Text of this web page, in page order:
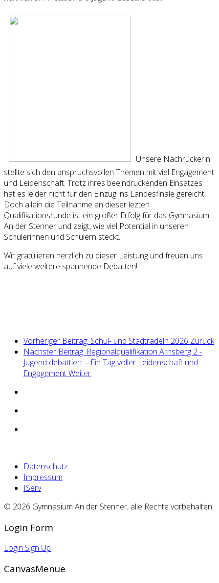
Unsere Nachrückerin
stellte sich den anspruchsvollen Themen mit viel Engagement
und Leidenschaft. Trotz ihres beeindruckenden Einsatzes
hat es leider nicht für den Einzug ins Landesfinale gereicht.
Doch allein die Teilnahme an dieser lezten
Qualifikationsrunde ist ein großer Erfolg für das Gymnasium
An der Stenner und zeigt, wie viel Potential in unseren
Schülerinnen und Schülern steckt.
Wir gratulieren herzlich zu dieser Leistung und freuen uns
auf viele weitere spannende Debatten!
Vorheriger Beitrag: Schul- und Stadtradeln 2026 Zurück
Nächster Beitrag: Regionalqualifikation Arnsberg 2 -
Jugend debattiert – Ein Tag voller Leidenschaft und
EngagementWeiter
Datenschutz
Impressum
IServ
© 2026 Gymnasium An der Stenner, alle Rechte vorbehalten.
Login Form
Login Sign Up
CanvasMenue